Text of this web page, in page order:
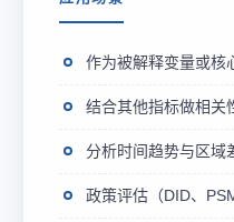
作为被解释变量或核
结合其他指标做相关
分析时间趋势与区域
政策评估（DID、